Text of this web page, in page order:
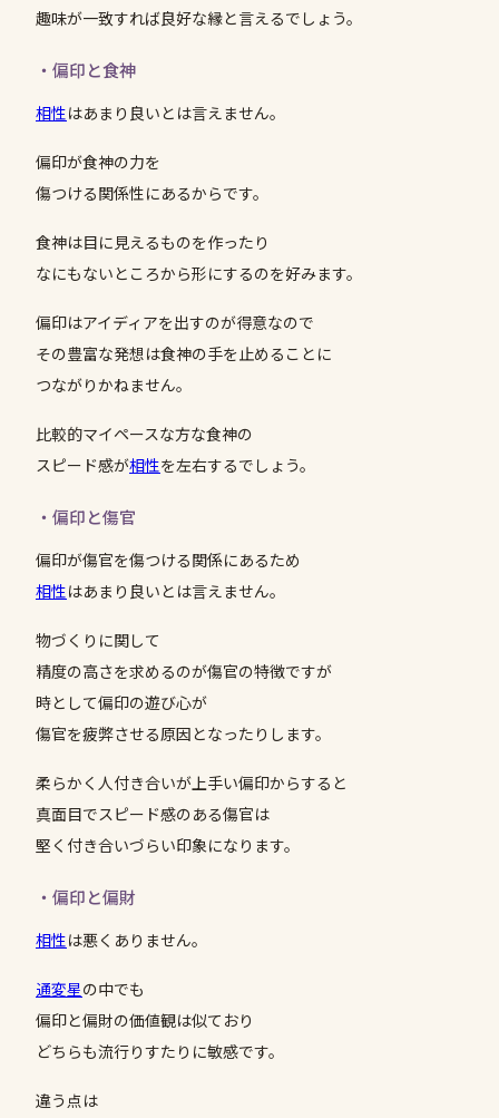
趣味が一致すれば良好な縁と言えるでしょう。
・偏印と食神
相性はあまり良いとは言えません。
偏印が食神の力を
傷つける関係性にあるからです。
食神は目に見えるものを作ったり
なにもないところから形にするのを好みます。
偏印はアイディアを出すのが得意なので
その豊富な発想は食神の手を止めることに
つながりかねません。
比較的マイペースな方な食神の
スピード感が相性を左右するでしょう。
・偏印と傷官
偏印が傷官を傷つける関係にあるため
相性はあまり良いとは言えません。
物づくりに関して
精度の高さを求めるのが傷官の特徴ですが
時として偏印の遊び心が
傷官を疲弊させる原因となったりします。
柔らかく人付き合いが上手い偏印からすると
真面目でスピード感のある傷官は
堅く付き合いづらい印象になります。
・偏印と偏財
相性は悪くありません。
通変星の中でも
偏印と偏財の価値観は似ており
どちらも流行りすたりに敏感です。
違う点は